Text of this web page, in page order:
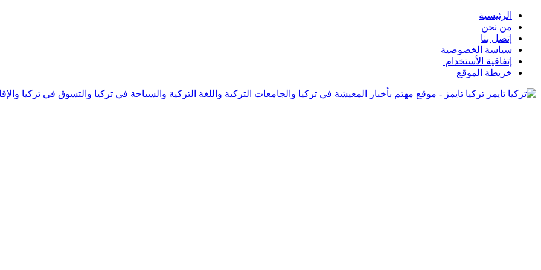
الرئيسية
من نحن
إتصل بنا
سياسة الخصوصية
إتفاقية الأستخدام
خريطة الموقع
تركيا تايمز - موقع مهتم بأخبار المعيشة في تركيا والجامعات التركية واللغة التركية والسياحة في تركيا والتسوق في تركيا